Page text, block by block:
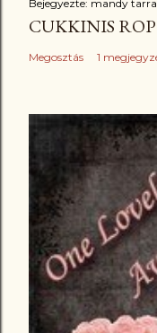
Bejegyezte: mandy
CUKKINIS
Megosztás 1